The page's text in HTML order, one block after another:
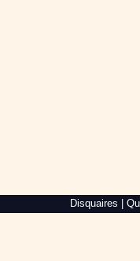
Disquaires
Web,